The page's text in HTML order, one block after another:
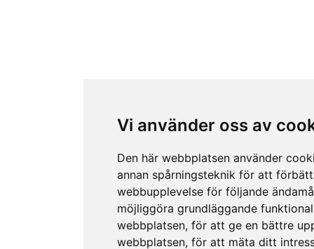
Vi använder oss av
Den här webbplatsen använder
annan spårningsteknik för att
webbupplevelse för följande
möjliggöra grundläggande
webbplatsen, för att ge en bättre
webbplatsen, för att mäta ditt